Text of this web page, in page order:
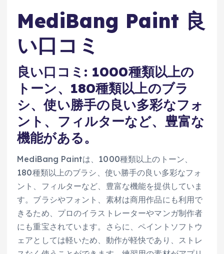
MediBang Paint 良
い口コミ
良い口コミ: 1000種類以上の
トーン、180種類以上のブラ
シ、使い勝手の良い多彩なフォ
ント、フィルターなど、豊富な
機能がある。
MediBang Paintは、1000種類以上のトーン、
180種類以上のブラシ、使い勝手の良い多彩なフォ
ント、フィルターなど、豊富な機能を提供していま
す。ブラシやフォント、素材は商用作品にも利用で
きるため、プロのイラストレーターやマンガ制作者
にも重宝されています。さらに、ペイントソフトウ
ェアとしては軽いため、動作が軽快であり、ストレ